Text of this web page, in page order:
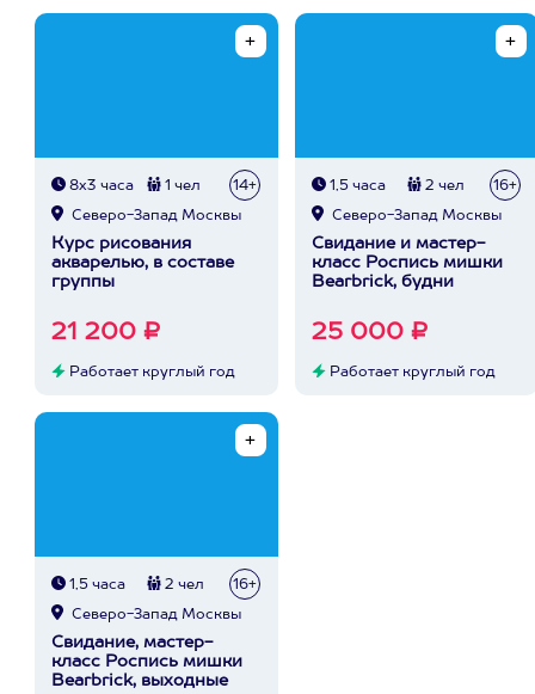
8х3 часа 1 чел 14+
Северо-Запад Москвы
Курс рисования
акварелью, в составе
группы
21 200 ₽
Работает круглый год
1,5 часа 2 чел 16+
Северо-Запад Москвы
Свидание и мастер-
класс Роспись мишки
Bearbrick, будни
25 000 ₽
Работает круглый год
1,5 часа 2 чел 16+
Северо-Запад Москвы
Свидание, мастер-
класс Роспись мишки
Bearbrick, выходные